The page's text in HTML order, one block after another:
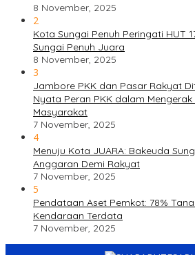
8 November, 2025
2
Kota Sungai Penuh Peringati HUT
Sungai Penuh Juara
8 November, 2025
3
Jambore PKK dan Pasar Rakyat
Nyata Peran PKK dalam
Masyarakat
7 November, 2025
4
Menuju Kota JUARA: Bakeuda
Anggaran Demi Rakyat
7 November, 2025
5
Pendataan Aset Pemkot: 78%
Kendaraan Terdata
7 November, 2025